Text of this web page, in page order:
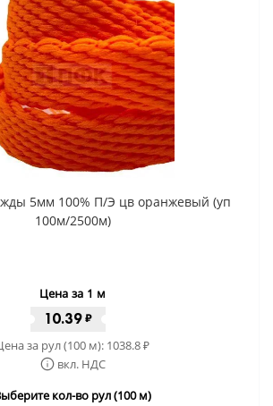
5мм 100% П/Э цв оранжевый (уп
100м/2500м)
Цена за 1 м
10.39₽
за рул (100 м): 1038.8₽
вкл. НДС
кол-во рул (100 м)